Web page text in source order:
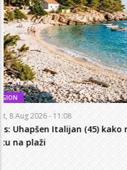
KRAJINA
Fri, 7 Aug 2026 - 19:45
Novi detalji ubistva u
osumnjičena supruga